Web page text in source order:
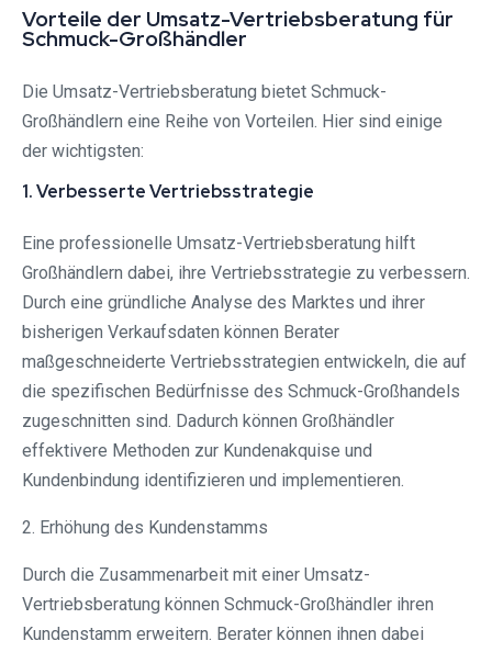
Vorteile der Umsatz-Vertriebsberatung für
Schmuck-Großhändler
Die Umsatz-Vertriebsberatung bietet Schmuck-
Großhändlern eine Reihe von Vorteilen. Hier sind einige
der wichtigsten:
1. Verbesserte Vertriebsstrategie
Eine professionelle Umsatz-Vertriebsberatung hilft
Großhändlern dabei, ihre Vertriebsstrategie zu verbessern.
Durch eine gründliche Analyse des Marktes und ihrer
bisherigen Verkaufsdaten können Berater
maßgeschneiderte Vertriebsstrategien entwickeln, die auf
die spezifischen Bedürfnisse des Schmuck-Großhandels
zugeschnitten sind. Dadurch können Großhändler
effektivere Methoden zur Kundenakquise und
Kundenbindung identifizieren und implementieren.
2. Erhöhung des Kundenstamms
Durch die Zusammenarbeit mit einer Umsatz-
Vertriebsberatung können Schmuck-Großhändler ihren
Kundenstamm erweitern. Berater können ihnen dabei